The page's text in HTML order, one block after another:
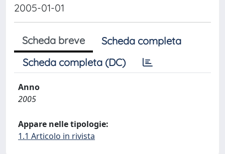
2005-01-01
Scheda breve
Scheda completa
Scheda completa (DC)
Anno
2005
Appare nelle tipologie:
1.1 Articolo in rivista